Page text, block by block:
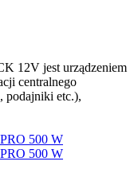
12V jest urządzeniem
centralnego
podajniki etc.),